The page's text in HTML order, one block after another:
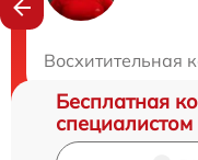
Восхитительная
Бесплатная
специалистом